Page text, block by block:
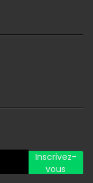
Inscrivez-
vous